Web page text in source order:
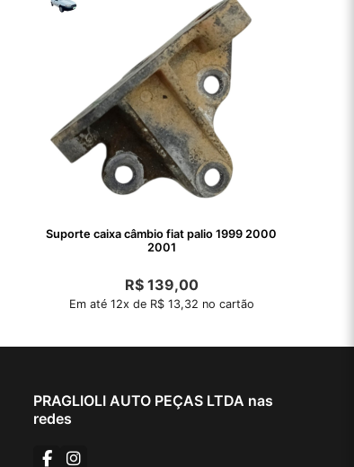
Suporte caixa câmbio fiat palio 1999 2000
2001
R$139,00
Em até 12x de R$ 13,32 no cartão
PRAGLIOLI AUTO PEÇAS LTDA nas
redes